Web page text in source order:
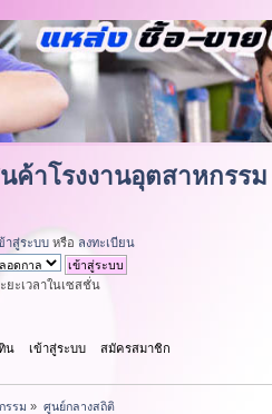
าโรงงานอุตสาหกรรม
าสู่ระบบ หรือ ลงทะเบียน
ยะเวลาในเซสชั่น
น เข้าสู่ระบบ สมัครสมาชิก
รรม » ศูนย์กลางสถิติ